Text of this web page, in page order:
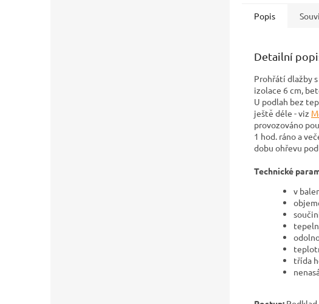
Popis
Detailní
Prohřátí dlažby
izolace 6 cm,
U podlah bez
ještě déle - viz
provozováno
1 hod. ráno a
dobu ohřevu
Technické
v
třída